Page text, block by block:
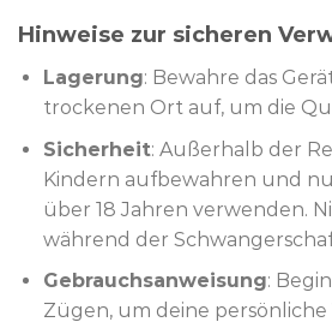
Hinweise zur sicheren
Lagerung: Bewahre das
trockenen Ort auf, um die
Sicherheit: Außerhalb der
Kindern aufbewahren und
über 18 Jahren verwenden.
während der
Gebrauchsanweisung:
Zügen, um deine